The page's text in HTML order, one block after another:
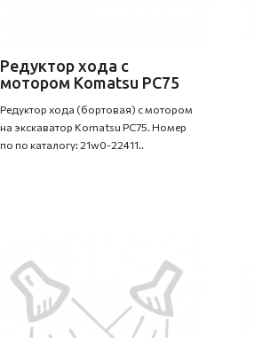
Редуктор хода с
мотором Komatsu PC75
Редуктор хода (бортовая) с мотором
на экскаватор Komatsu PC75. Номер
по по каталогу: 21w0-22411..